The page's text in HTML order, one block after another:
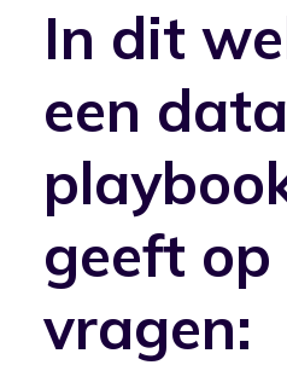
In dit
een
geeft op
vragen: